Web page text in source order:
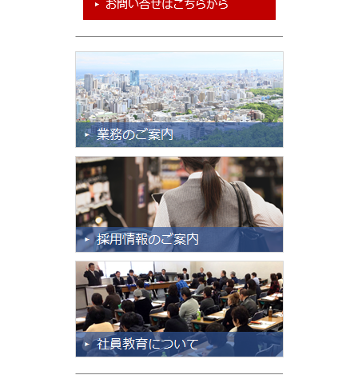
2024年度 第4回 前期 現任教育 を実施しました。
（続きを読む）
2024年度 第3回 前期 現任教育 を実施しました。
（続きを読む）
2024年度 第2回 前期 現任教育 を実施しました。
（続きを読む）
などの入力を求められても、絶対に入力しないようお願いいた
弊社におきましては、不正アクセスの防止など情報セキュリテ
ィには十分注意しておりますが、引き続き対策を強化して参り
ご理解とご協力をいただきますよう、よろしくお願い申し上げ
2026/03/01
【緊急】なりすましメールに関する報告
２０２６年・令和８年2月２８日
現在、小社メールアドレスを無断使用され
国税局の名を語る「納税督促」メールが
送付されております。
小社とは一切関係がありません。
皆様が被害に遭わない事を切に願います。
何卒宜しくお願い申し上げます。